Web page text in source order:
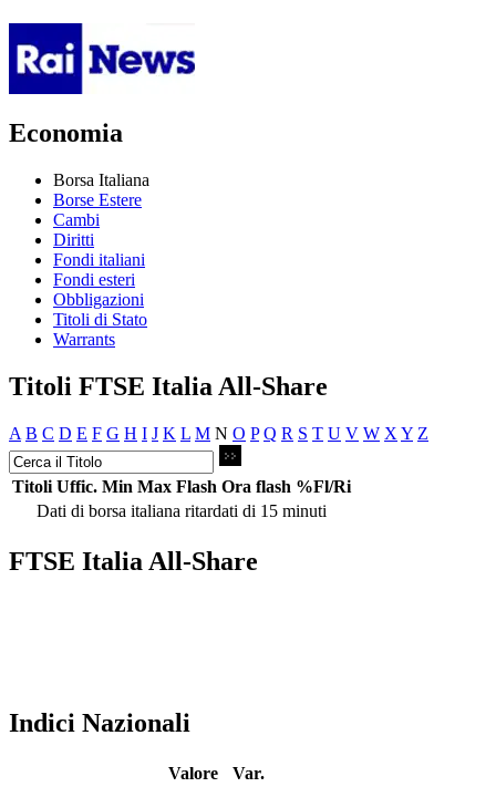
Economia
Borsa Italiana
Borse Estere
Cambi
Diritti
Fondi italiani
Fondi esteri
Obbligazioni
Titoli di Stato
Warrants
Titoli FTSE Italia All-Share
A B C D E F G H I J K L M N O P Q R S T U V W X Y Z
Titoli Uffic. Min Max Flash Ora flash %Fl/Ri
Dati di borsa italiana ritardati di 15 minuti
FTSE Italia All-Share
Indici Nazionali
Valore
Var.